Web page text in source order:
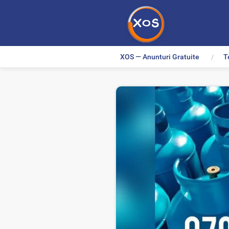
XOS — Anunturi Gratuite